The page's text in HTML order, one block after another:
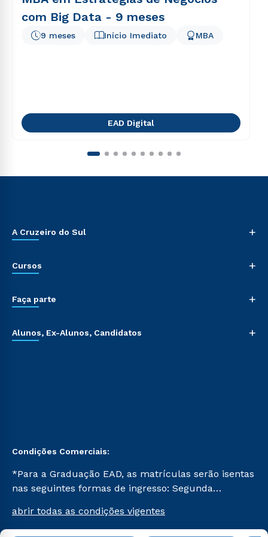
com Big Data - 9 meses
Início Imediato
9 meses MBA
EAD Digital
A Cruzeiro do Sul +
Cursos +
Faça parte +
Alunos, Ex-Alunos, Candidatos +
Condições Comerciais:
*Para a Graduação EAD, as matrículas serão isentas
nas seguintes formas de ingresso: Segunda
Já para as demais, a taxa de matrícula será de R$
49. *Para a Pós-graduação EAD, as ofertas
abrir todas as condições vigentes